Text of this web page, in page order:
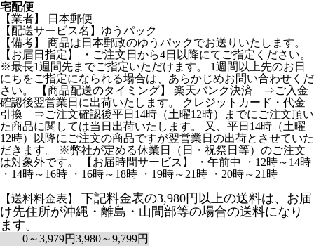
宅配便
【業者】 日本郵便
【配送サービス名】ゆうパック
【備考】 商品は日本郵政のゆうパックでお送りいたします。
【お届日指定】 ・ご注文日から4日以降にてご指定ください。
※最長1週間先までご指定いただけます。 1週間以上先のお日
にちをご指定になられる場合は、あらかじめお問い合わせくだ
さい。 【商品配送のタイミング】 楽天バンク決済 ⇒ご入金
確認後翌営業日に出荷いたします。 クレジットカード・代金
引換 ⇒ご注文確認後平日14時（土曜12時）までにご注文頂い
た商品に関しては当日出荷いたします。 又、平日14時（土曜
12時）以降にご注文の商品ですが翌営業日の出荷とさせていた
だきます。 ※弊社が定める休業日（日・祝祭日等）のご注文
は対象外です。 【お届時間サービス】 ・午前中 ・12時～14時
・14時～16時 ・16時～18時 ・19時～21時 ・20時～21時
【送料料金表】
下記料金表の3,980円以上の送料は、お届
け先住所が沖縄・離島・山間部等の場合の送料になり
ます。
0～3,979円3,980～9,799円